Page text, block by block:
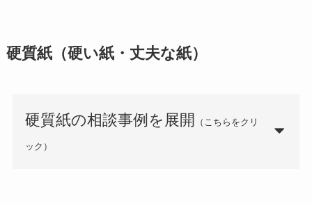
硬質紙（硬い紙・丈夫な紙）
硬質紙の相談事例を展開 （こちらをクリ
ック）